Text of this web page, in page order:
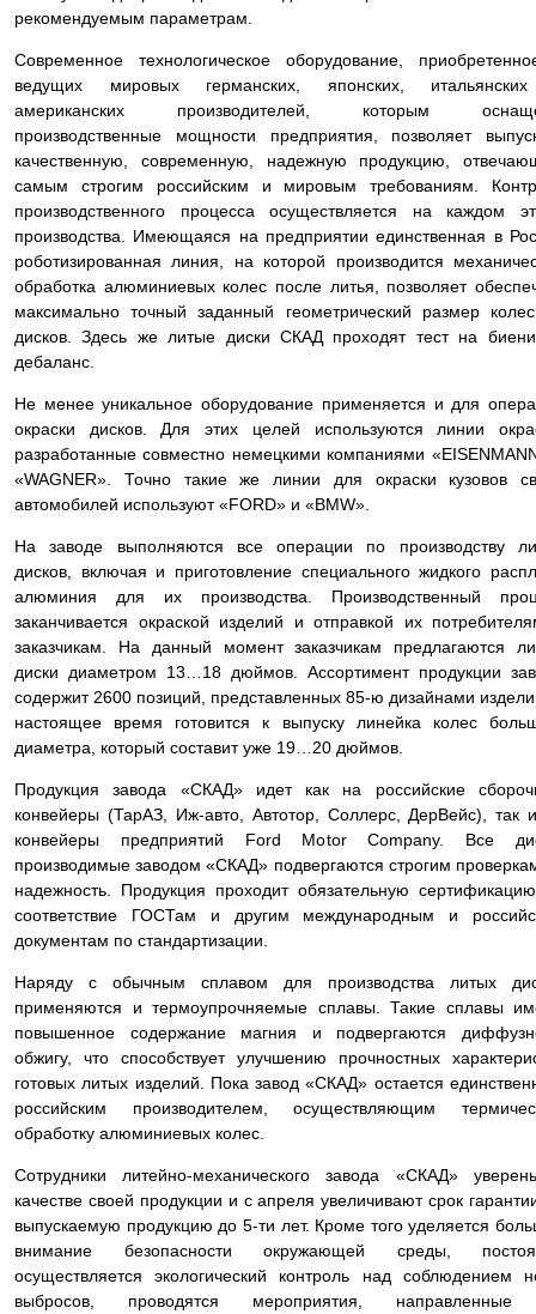
рекомендуемым параметрам.
Современное технологическое оборудование,
ведущих мировых германских, японских,
американских производителей, которым
производственные мощности предприятия, позволяет
качественную, современную, надежную продукцию,
самым строгим российским и мировым требованиям.
производственного процесса осуществляется на каждом
производства. Имеющаяся на предприятии единственная в
роботизированная линия, на которой производится
обработка алюминиевых колес после литья, позволяет
максимально точный заданный геометрический размер
дисков. Здесь же литые диски СКАД проходят тест на
дебаланс.
Не менее уникальное оборудование применяется и для
окраски дисков. Для этих целей используются линии
разработанные совместно немецкими компаниями
«WAGNER». Точно такие же линии для окраски кузовов
автомобилей используют «FORD» и «BMW».
На заводе выполняются все операции по производству
дисков, включая и приготовление специального жидкого
алюминия для их производства. Производственный
заканчивается окраской изделий и отправкой их
заказчикам. На данный момент заказчикам предлагаются
диски диаметром 13…18 дюймов. Ассортимент продукции
содержит 2600 позиций, представленных 85-ю дизайнами
настоящее время готовится к выпуску линейка колес
диаметра, который составит уже 19…20 дюймов.
Продукция завода «СКАД» идет как на российские
конвейеры (ТарАЗ, Иж-авто, Автотор, Соллерс, ДерВейс), так
конвейеры предприятий Ford Motor Company. Все
производимые заводом «СКАД» подвергаются строгим
надежность. Продукция проходит обязательную
соответствие ГОСТам и другим международным и
документам по стандартизации.
Наряду с обычным сплавом для производства литых
применяются и термоупрочняемые сплавы. Такие сплавы
повышенное содержание магния и подвергаются
обжигу, что способствует улучшению прочностных
готовых литых изделий. Пока завод «СКАД» остается
российским производителем, осуществляющим
обработку алюминиевых колес.
Сотрудники литейно-механического завода «СКАД»
качестве своей продукции и с апреля увеличивают срок
выпускаемую продукцию до 5-ти лет. Кроме того уделяется
внимание безопасности окружающей среды,
осуществляется экологический контроль над соблюдением
выбросов, проводятся мероприятия,